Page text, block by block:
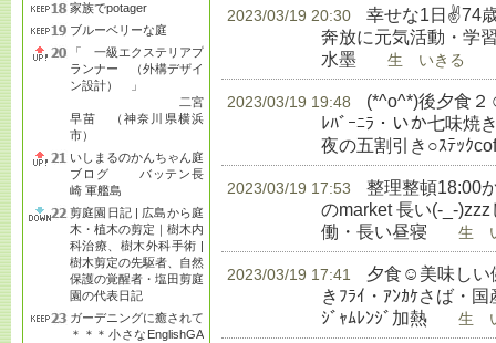
家族でpotager
ブルーベリーな庭
「 一級エクステリアプ
ランナー （外構デザイ
ン設計） 」
二宮
早苗 （神奈川県横浜
市）
いしまるのかんちゃん庭
ブログ バッテン長
崎 軍艦島
剪庭園日記 | 広島から庭
木・植木の剪定｜樹木内
科治療、樹木外科手術 |
樹木剪定の先駆者、自然
保護の覚醒者・塩田剪庭
園の代表日記
ガーデニングに癒されて
＊＊＊小さなEnglishGA
2023/03/19 20:30
幸せな1日✌74
奔放に元気活動・学
水墨 生 いきる
2023/03/19 19:48
(*^o^*)後夕食
ﾚﾊﾞｰﾆﾗ・いか七味焼
夜の五割引き○ｽﾃｯｸ
2023/03/19 17:53
整理整頓18:00
のmarket 長い(-_-
働・長い昼寝 生 い
2023/03/19 17:41
夕食☺美味しい
きﾌﾗｲ・ｱﾝｶｹさば・
ｼﾞｬﾑﾚﾝｼﾞ加熱 生 い